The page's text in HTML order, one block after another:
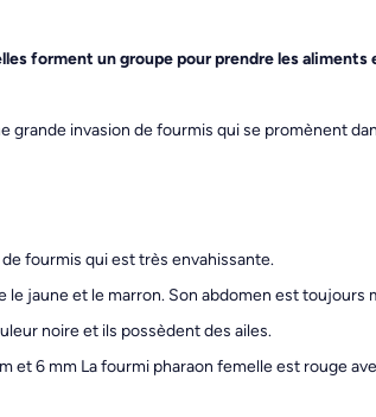
forment un groupe pour prendre les aliments
grande invasion de fourmis qui se promènent
fourmis qui est très envahissante.
jaune et le marron. Son abdomen est toujours
noire et ils possèdent des ailes.
et 6 mm La fourmi pharaon femelle est rouge